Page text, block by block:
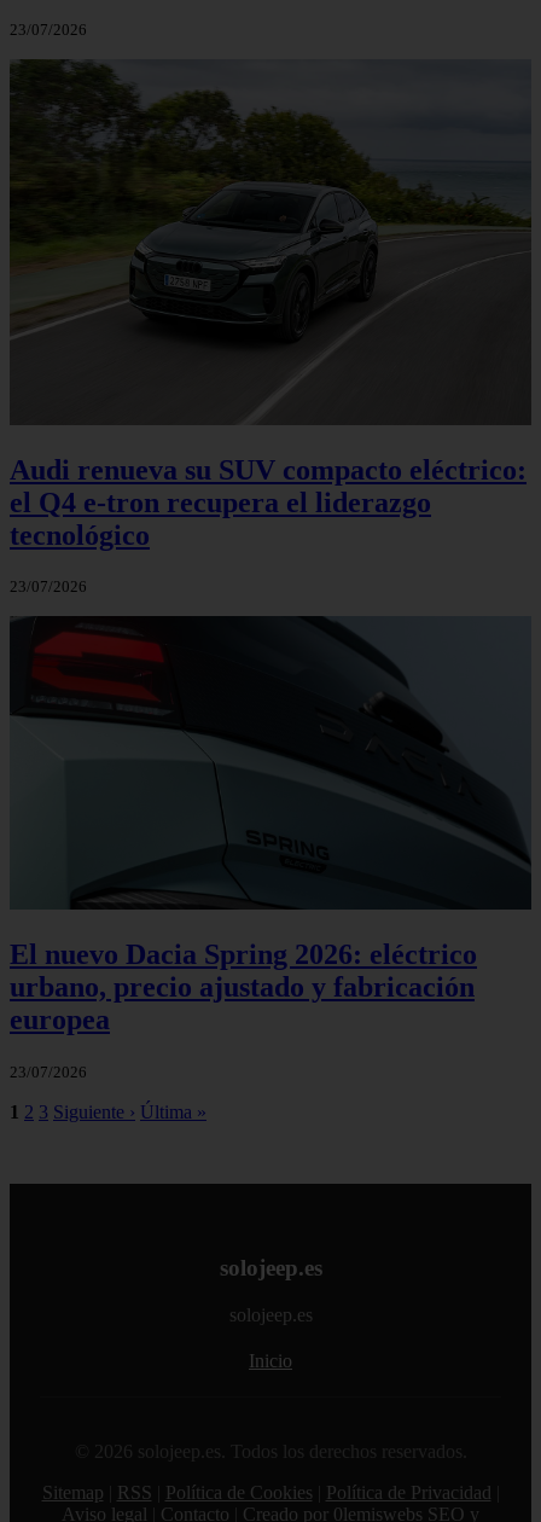
23/07/2026
Audi renueva su SUV compacto eléctrico:
el Q4 e‑tron recupera el liderazgo
tecnológico
23/07/2026
El nuevo Dacia Spring 2026: eléctrico
urbano, precio ajustado y fabricación
europea
23/07/2026
1 2 3 Siguiente › Última »
solojeep.es
solojeep.es
Inicio
© 2026 solojeep.es. Todos los derechos reservados.
Sitemap
RSS Política de Cookies Política de Privacidad
Aviso legal
Contacto Creado por 0lemiswebs SEO y